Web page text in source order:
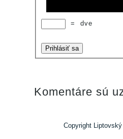
= dve
Prihlásiť sa
Komentáre sú
Copyright